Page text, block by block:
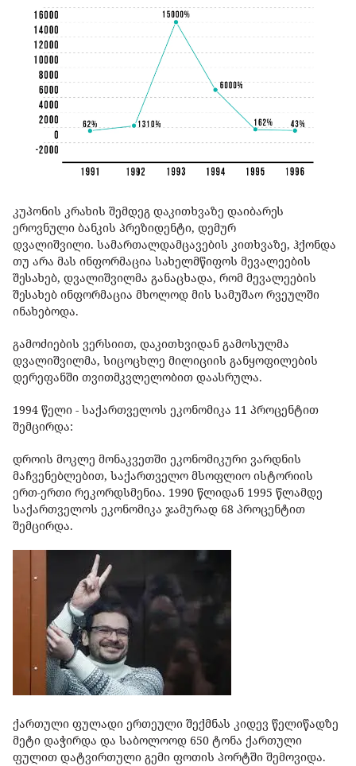
კუპონის კრახის შემდეგ დაკითხვაზე დაიბარეს
ეროვნული ბანკის პრეზიდენტი, დემურ
დვალიშვილი. სამართალდამცავების კითხვაზე, ჰქონდა
თუ არა მას ინფორმაცია სახელმწიფოს მევალეების
შესახებ, დვალიშვილმა განაცხადა, რომ მევალეების
შესახებ ინფორმაცია მხოლოდ მის სამუშაო რვეულში
ინახებოდა.
გამოძიების ვერსიით, დაკითხვიდან გამოსულმა
დვალიშვილმა, სიცოცხლე მილიციის განყოფილების
დერეფანში თვითმკვლელობით დაასრულა.
1994 წელი - საქართველოს ეკონომიკა 11 პროცენტით
შემცირდა:
დროის მოკლე მონაკვეთში ეკონომიკური ვარდნის
მაჩვენებლებით, საქართველო მსოფლიო ისტორიის
ერთ-ერთი რეკორდსმენია. 1990 წლიდან 1995 წლამდე
საქართველოს ეკონომიკა ჯამურად 68 პროცენტით
შემცირდა.
ქართული ფულადი ერთეული შექმნას კიდევ წელიწადზე
მეტი დაჭირდა და საბოლოოდ 650 ტონა ქართული
ფულით დატვირთული გემი ფოთის პორტში შემოვიდა.